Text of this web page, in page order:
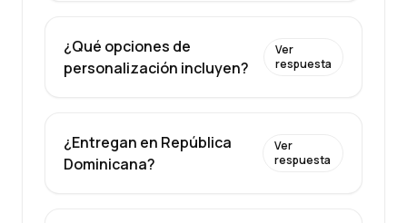
¿Qué opciones de
personalización incluyen?
Ver
respuesta
¿Entregan en República
Dominicana?
Ver
respuesta